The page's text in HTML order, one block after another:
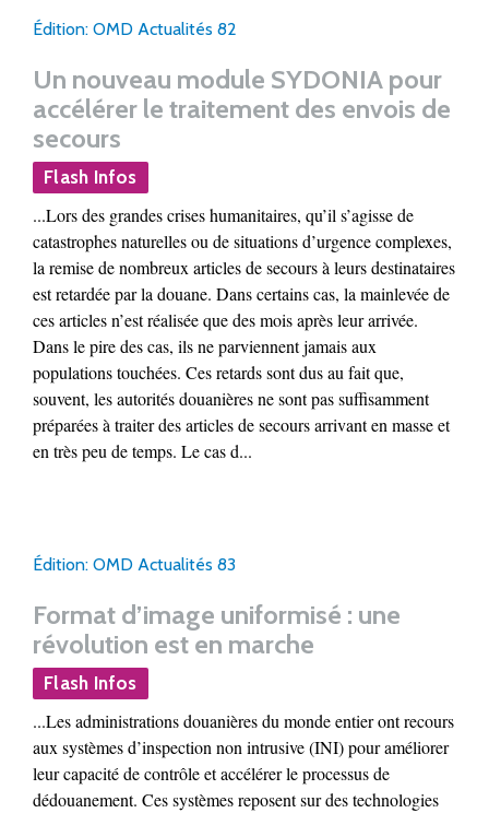
Édition: OMD Actualités 82
Un nouveau module SYDONIA pour
accélérer le traitement des envois de
secours
Flash Infos
...Lors des grandes crises humanitaires, qu’il s’agisse de
catastrophes naturelles ou de situations d’urgence complexes,
la remise de nombreux articles de secours à leurs destinataires
est retardée par la douane. Dans certains cas, la mainlevée de
ces articles n’est réalisée que des mois après leur arrivée.
Dans le pire des cas, ils ne parviennent jamais aux
populations touchées. Ces retards sont dus au fait que,
souvent, les autorités douanières ne sont pas suffisamment
préparées à traiter des articles de secours arrivant en masse et
en très peu de temps. Le cas d...
Édition: OMD Actualités 83
Format d’image uniformisé : une
révolution est en marche
Flash Infos
...Les administrations douanières du monde entier ont recours
aux systèmes d’inspection non intrusive (INI) pour améliorer
leur capacité de contrôle et accélérer le processus de
dédouanement. Ces systèmes reposent sur des technologies